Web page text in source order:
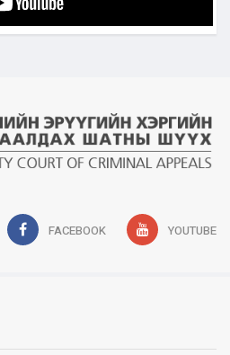
FACEBOOK YOUTUBE